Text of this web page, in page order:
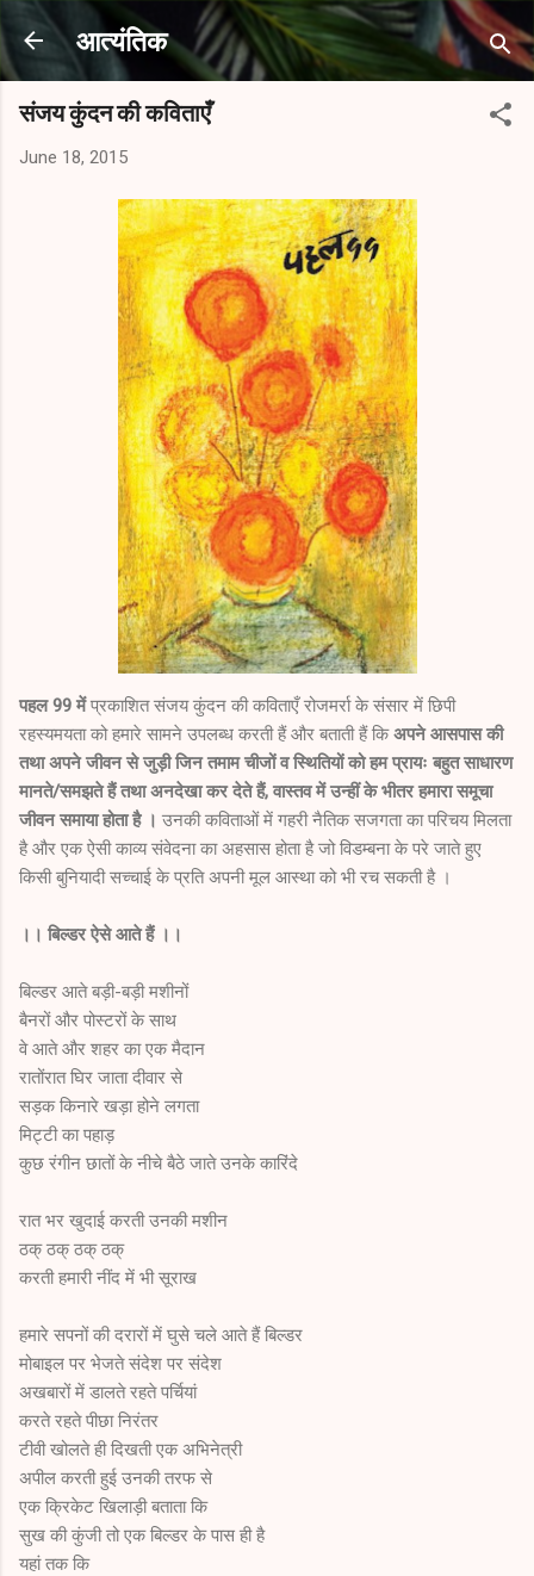
Skip to main content
आत्यंतिक
संजय कुंदन की कविताएँ
June 18, 2015
पहल 99 मेंप्रकाशित संजय कुंदन की कविताएँ रोजमर्रा के संसार में छिपी
रहस्यमयता को हमारे सामने उपलब्ध करती हैं और बताती हैं किअपने आसपास की
तथा अपने जीवन से जुड़ी जिन तमाम चीजों व स्थितियों को हम प्रायः बहुत साधारण
मानते/समझते हैं तथा अनदेखा कर देते हैं, वास्तव में उन्हीं के भीतर हमारा समूचा
जीवन समाया होता है । उनकी कविताओं में गहरी नैतिक सजगता का परिचय मिलता
है और एक ऐसी काव्य संवेदना का अहसास होता है जो विडम्बना के परे जाते हुए
किसी बुनियादी सच्चाई के प्रति अपनी मूल आस्था को भी रच सकती है ।
।। बिल्डर ऐसे आते हैं ।।
बिल्डर आते बड़ी-बड़ी मशीनों
बैनरों और पोस्टरों के साथ
वे आते और शहर का एक मैदान
रातोंरात घिर जाता दीवार से
सड़क किनारे खड़ा होने लगता
मिट्टी का पहाड़
कुछ रंगीन छातों के नीचे बैठे जाते उनके कारिंदे
रात भर खुदाई करती उनकी मशीन
ठक् ठक् ठक् ठक्
करती हमारी नींद में भी सूराख
हमारे सपनों की दरारों में घुसे चले आते हैं बिल्डर
मोबाइल पर भेजते संदेश पर संदेश
अखबारों में डालते रहते पर्चियां
करते रहते पीछा निरंतर
टीवी खोलते ही दिखती एक अभिनेत्री
अपील करती हुई उनकी तरफ से
एक क्रिकेट खिलाड़ी बताता कि
सुख की कुंजी तो एक बिल्डर के पास ही है
यहां तक कि